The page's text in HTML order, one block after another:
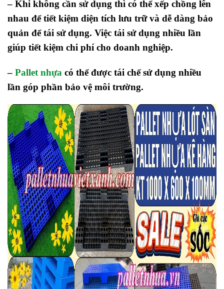
– Khi không cần sử dụng thì có thể xếp chồng lên
nhau để tiết kiệm diện tích lưu trữ và dễ dàng bảo
quản để tái sử dụng. Việc tái sử dụng nhiều lần
giúp tiết kiệm chi phí cho doanh nghiệp.
– Pallet nhựa có thể được tái chế sử dụng nhiều
lần góp phần bảo vệ môi trường.